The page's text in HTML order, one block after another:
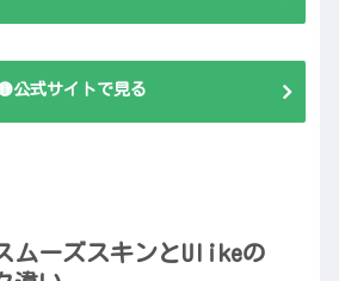
公式サイトで見る
ムーズスキンとUlikeの